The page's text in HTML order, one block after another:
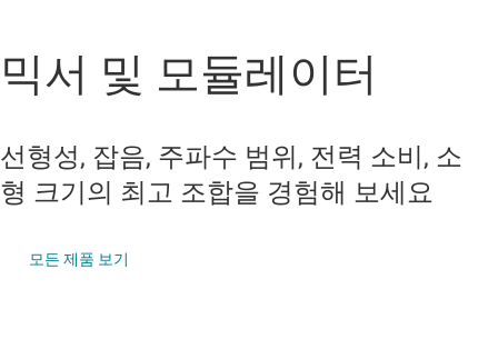
믹서 및 모듈레이터
선형성, 잡음, 주파수 범위, 전력 소비, 소
형 크기의 최고 조합을 경험해 보세요
모든 제품 보기